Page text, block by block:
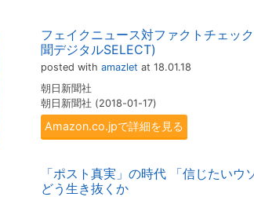
フェイクニュース対ファクトチェッ
聞デジタルSELECT)
posted with amazlet at 18.01.18
朝日新聞社
朝日新聞社 (2018-01-17)
Amazon.co.jpで詳細を見る
「ポスト真実」の時代 「信じたい
どう生き抜くか